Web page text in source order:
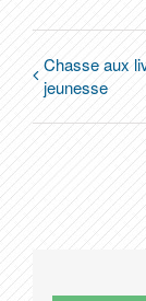
Chasse aux
jeunesse